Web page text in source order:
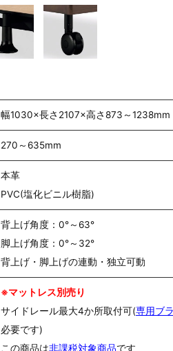
幅1030×長さ2107×高さ873～1238mm
270～635mm
本革
PVC(塩化ビニル樹脂)
背上げ角度：0°～63°
脚上げ角度：0°～32°
背上げ・脚上げの連動・独立可動
※マットレス別売り
サイドレール最大4か所取付可(専用ブ
必要です)
この商品は非課税対象商品です